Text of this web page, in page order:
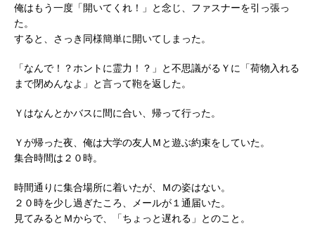
俺はもう一度「開いてくれ！」と念じ、ファスナーを引っ張っ
た。
すると、さっき同様簡単に開いてしまった。
「なんで！？ホントに霊力！？」と不思議がるＹに「荷物入れる
まで閉めんなよ」と言って鞄を返した。
Ｙはなんとかバスに間に合い、帰って行った。
Ｙが帰った夜、俺は大学の友人Ｍと遊ぶ約束をしていた。
集合時間は２０時。
時間通りに集合場所に着いたが、Ｍの姿はない。
２０時を少し過ぎたころ、メールが１通届いた。
見てみるとＭからで、「ちょっと遅れる」とのこと。